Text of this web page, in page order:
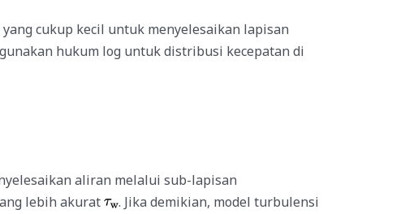
cukup kecil untuk menyelesaikan lapisan
hukum log untuk distribusi kecepatan di
aliran melalui sub-lapisan
lebih akurat
. Jika demikian, model turbulensi